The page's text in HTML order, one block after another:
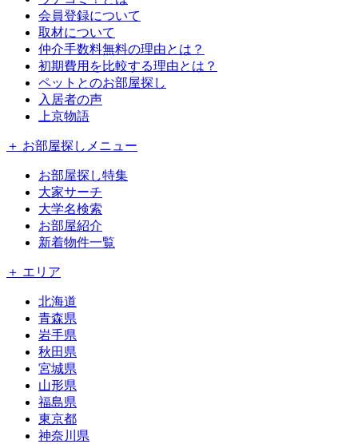
会員登録について
取材について
仲介手数料無料の理由とは？
初期費用を比較する理由とは？
ペットとのお部屋探し
入居者の声
上京物語
＋ お部屋探しメニュー
お部屋探し特集
大家サーチ
大学名検索
お部屋紹介
新着物件一覧
＋ エリア
北海道
青森県
岩手県
秋田県
宮城県
山形県
福島県
東京都
神奈川県